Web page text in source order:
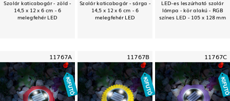
Szolár katicabogár - zöld -
14,5 x 12 x 6 cm - 6
melegfehér LED
Szolár katicabogár - sárga -
14,5 x 12 x 6 cm - 6
melegfehér LED
LED-es leszúrható szolár
lámpa - kör alakú - RGB
színes LED - 105 x 128 mm
11767A 11767B 11767C